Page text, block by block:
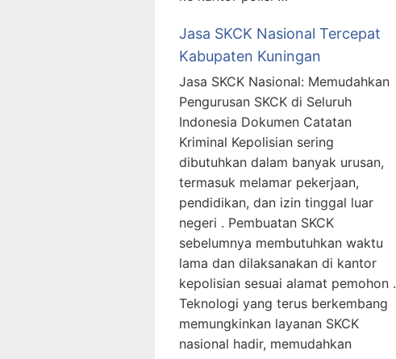
Jasa SKCK Nasional Tercepat
Kabupaten Kuningan
Jasa SKCK Nasional: Memudahkan
Pengurusan SKCK di Seluruh
Indonesia Dokumen Catatan
Kriminal Kepolisian sering
dibutuhkan dalam banyak urusan,
termasuk melamar pekerjaan,
pendidikan, dan izin tinggal luar
negeri . Pembuatan SKCK
sebelumnya membutuhkan waktu
lama dan dilaksanakan di kantor
kepolisian sesuai alamat pemohon .
Teknologi yang terus berkembang
memungkinkan layanan SKCK
nasional hadir, memudahkan